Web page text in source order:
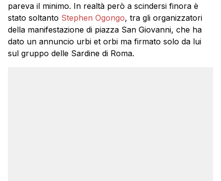
pareva il minimo. In realtà però a scindersi finora è
stato soltanto Stephen Ogongo, tra gli organizzatori
della manifestazione di piazza San Giovanni, che ha
dato un annuncio urbi et orbi ma firmato solo da lui
sul gruppo delle Sardine di Roma.